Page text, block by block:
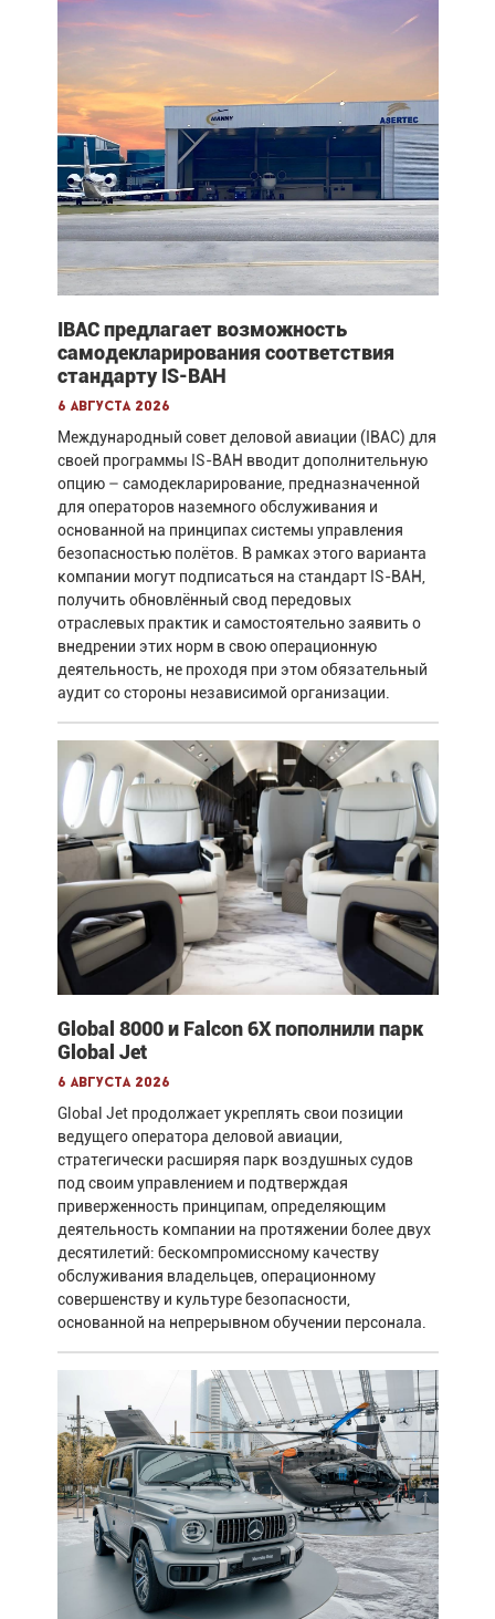
IBAC предлагает возможность
самодекларирования соответствия
стандарту IS-BAH
6 августа 2026
Международный совет деловой авиации (IBAC) для
своей программы IS-BAH вводит дополнительную
опцию – самодекларирование, предназначенной
для операторов наземного обслуживания и
основанной на принципах системы управления
безопасностью полётов. В рамках этого варианта
компании могут подписаться на стандарт IS-BAH,
получить обновлённый свод передовых
отраслевых практик и самостоятельно заявить о
внедрении этих норм в свою операционную
деятельность, не проходя при этом обязательный
аудит со стороны независимой организации.
Global 8000 и Falcon 6X пополнили парк
Global Jet
6 августа 2026
Global Jet продолжает укреплять свои позиции
ведущего оператора деловой авиации,
стратегически расширяя парк воздушных судов
под своим управлением и подтверждая
приверженность принципам, определяющим
деятельность компании на протяжении более двух
десятилетий: бескомпромиссному качеству
обслуживания владельцев, операционному
совершенству и культуре безопасности,
основанной на непрерывном обучении персонала.